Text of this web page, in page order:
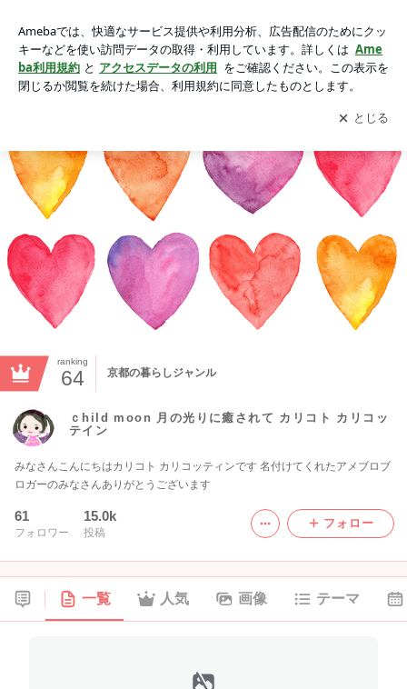
アプリをダウンロードして ブログの更新通知
を受け取りまし
ょう。
開く
ranking
64 京都の暮らしジャンル
ｃhiId moon 月の光りに癒されて カリコト カリコッ
テイン
みなさんこんにちはカリコト カリコッティンです 名付けてくれたアメブロブ
ロガーのみなさんありがとうございます
61
フォロワー
15.0k
投稿
フォロー
一覧 人気 画像 テーマ